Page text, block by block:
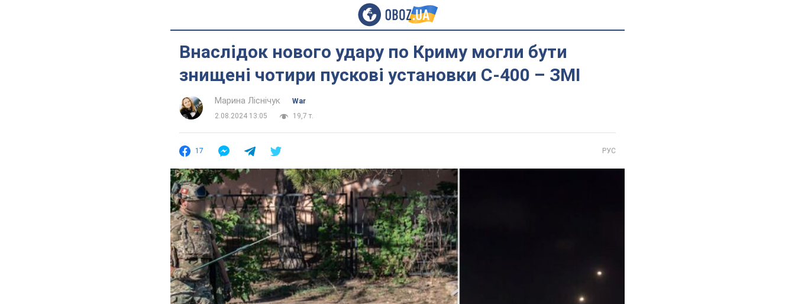
Внаслідок нового удару по Криму могли бути
знищені чотири пускові установки С-400 – ЗМІ
Марина Ліснічук
War
2.08.2024 13:05
19,7 т.
17 РУС